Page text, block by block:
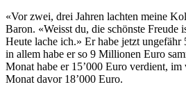
«Vor zwei, drei Jahren lachten meine
Baron. «Weisst du, die schönste Freude
Heute lache ich.» Er habe jetzt
in allem habe er so 9 Millionen Euro
Monat habe er 15’000 Euro verdient,
Monat davor 18’000 Euro.